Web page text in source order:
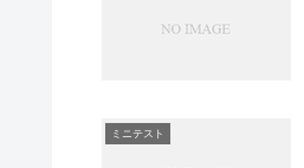
ミニテスト